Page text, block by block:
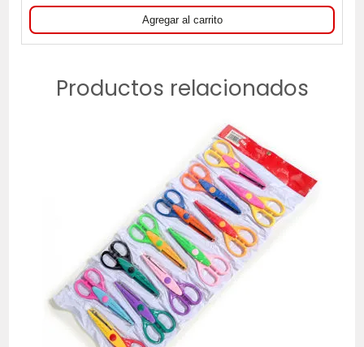
Productos relacionados